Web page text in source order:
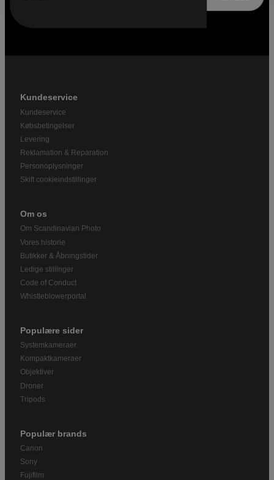
Kundeservice
Kundeservice
Købsbetingelser
Levering
Reklamation & Reparation
Personoplysninger
Skift cookieindstillinger
Om os
Om Scandinavian Photo
Vores historie
Butikker & Åbningstider
Ledige stillinger
Code of Conduct
Whistleblowerportal
Populære sider
Systemkameraer
Kompaktkameraer
Objektiver
Droner
Tripods
Populær brands
Canon
Sony
Fujifilm